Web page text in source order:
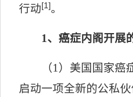
行动[1]。
1、癌症内阁开展
（1 ）美国国家癌
启动一项全新的公私伙